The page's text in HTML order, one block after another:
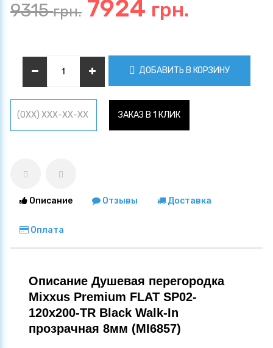
9315грн. 7924 грн.
ДОБАВИТЬ В КОРЗИНУ
ЗАКАЗ В 1 КЛИК
Описание Отзывы Доставка
Оплата
Описание Душевая перегородка
Mixxus Premium FLAT SP02-
120x200-TR Black Walk-In
прозрачная 8мм (MI6857)